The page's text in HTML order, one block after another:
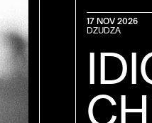
17 NOV 2026
DZUDZA